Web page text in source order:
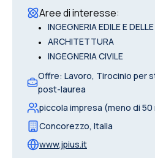
Aree di interesse:
• INGEGNERIA EDILE E
• ARCHITETTURA
• INGEGNERIA CIVILE
Offre: Lavoro, Tirocinio per
post-laurea
piccola impresa (meno di
Concorezzo, Italia
www.jpius.it